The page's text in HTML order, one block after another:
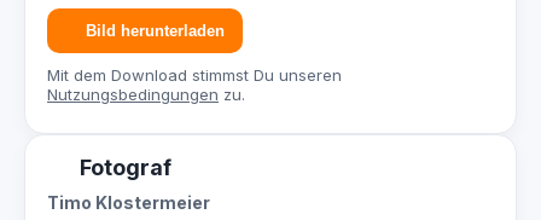
Bild herunterladen
Mit dem Download stimmst Du unseren
Nutzungsbedingungen zu.
Fotograf
Timo Klostermeier